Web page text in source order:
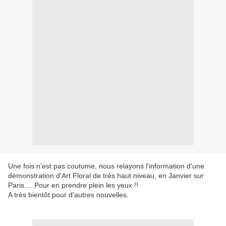
Une fois n'est pas coutume, nous relayons l'information d'une
démonstration d'Art Floral de très haut niveau, en Janvier sur
Paris.... Pour en prendre plein les yeux !!
A très bientôt pour d'autres nouvelles.